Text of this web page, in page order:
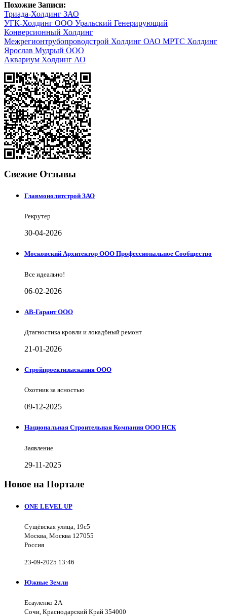
Похожие Записи:
Триада-Холдинг ЗАО
УГК-Холдинг ООО Уральский Генерирующий
Конверсионный Холдинг
Межрегионтрубопроводстрой Холдинг ОАО МРТС Холдинг
Ярослав Мудрый ООО
Аквариум Холдинг АО
Свежие Отзывы
Главмонолитстрой ЗАО
Рекрутер
30-04-2026
Московский Архитектор ООО Профессиональное Сообщество
Все идеально!
06-02-2026
АВ-Гарант ООО
Дтагностика кровли и локадбный ремонт
21-01-2026
Стройпроектизыскания ООО
Охотник за ясностью
09-12-2025
Национальная Строительная Компания ООО НСК
Заявление
29-11-2025
Новое на Портале
ONE LEVEL UP
Сущёвская улица, 19с5
Москва, Москва 127055
Россия
23-09-2025 13:46
Южные Земли
Есауленко 2А
Сочи, Краснодарский Край 354000